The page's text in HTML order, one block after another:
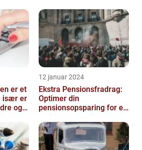
er et
især er
og
12 januar 2024
Ekstra Pensionsfradrag:
Optimer din
pensionsopsparing for en